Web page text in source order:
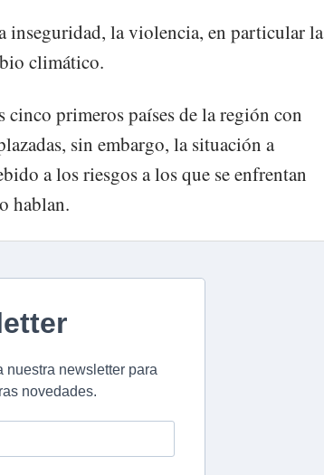
inseguridad, la violencia, en particular la
climático.
cinco primeros países de la región con
sin embargo, la situación a
a los riesgos a los que se enfrentan
hablan.